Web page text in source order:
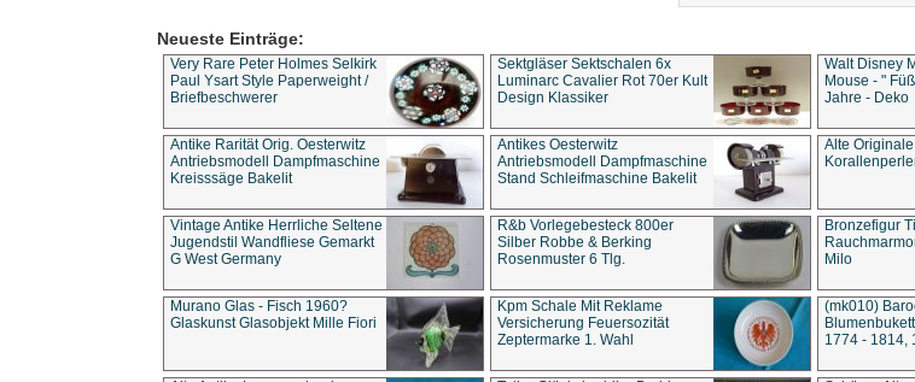
Neueste Einträge:
Very Rare Peter Holmes Selkirk
Paul Ysart Style Paperweight /
Briefbeschwerer
Sektgläser Sektschalen 6x
Luminarc Cavalier Rot 70er Kult
Design Klassiker
Walt Disney
Mouse - "
Jahre - Deko
Antike Rarität Orig. Oesterwitz
Antriebsmodell Dampfmaschine
Kreisssäge Bakelit
Antikes Oesterwitz
Antriebsmodell Dampfmaschine
Stand Schleifmaschine Bakelit
Alte
Vintage Antike Herrliche Seltene
Jugendstil Wandfliese Gemarkt
G West Germany
R&b Vorlegebesteck 800er
Silber Robbe & Berking
Rosenmuster 6 Tlg.
Bronzefigur
Milo
Murano Glas - Fisch 1960?
Glaskunst Glasobjekt Mille Fiori
Kpm Schale Mit Reklame
Versicherung Feuersozität
Zeptermarke 1. Wahl
(mk010)
1774 - 1814,